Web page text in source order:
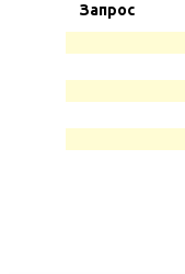
Запрос